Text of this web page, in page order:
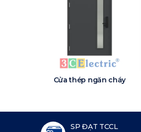
Cửa thép ngăn cháy
SP ĐẠT TCCL